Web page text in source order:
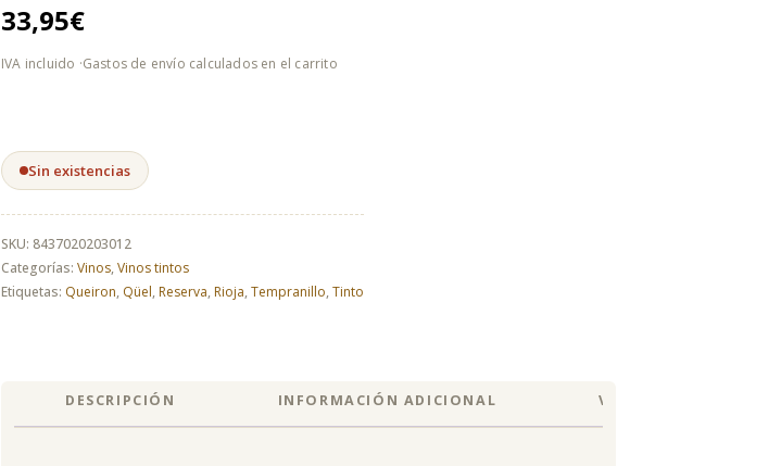
33,95€
Sin existencias
SKU: 8437020203012
Categorías: Vinos,Vinos tintos
Etiquetas: Queiron, Qüel, Reserva, Rioja,Tempranillo,Tinto
DESCRIPCIÓN INFORMACIÓN ADICIONAL VALORACIONES (0)